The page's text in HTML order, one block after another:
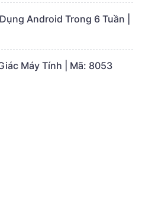
Android Trong 6 Tuần |
Máy Tính | Mã: 8053